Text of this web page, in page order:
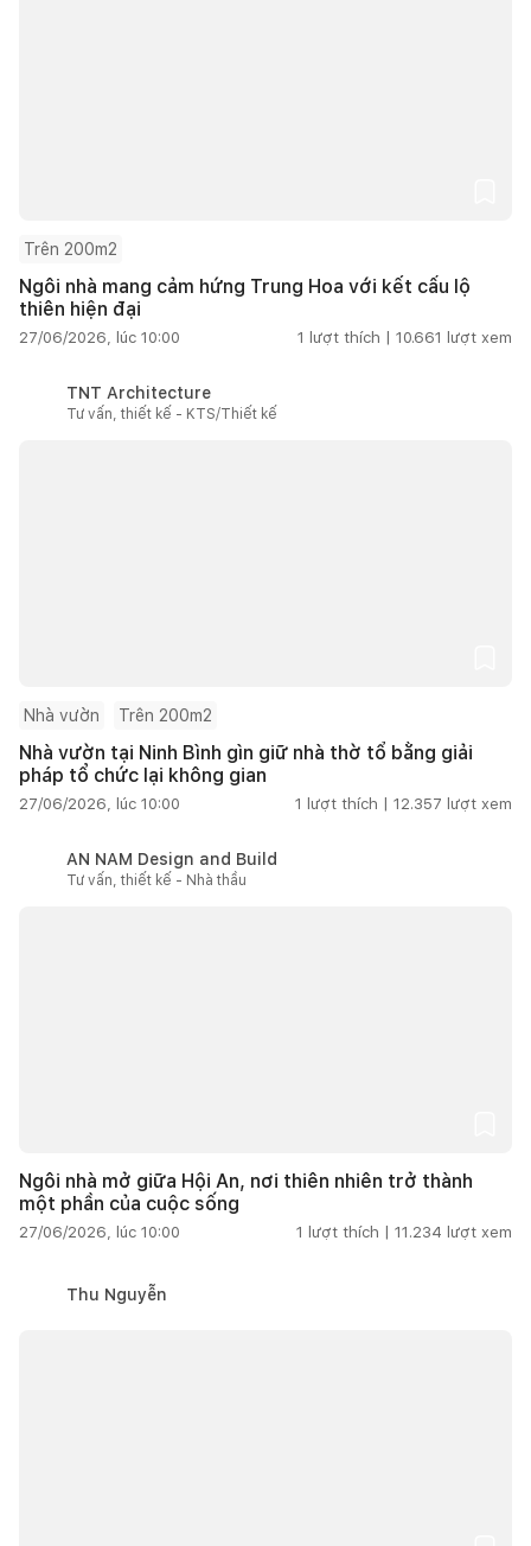
Trên 200m2
Ngôi nhà mang cảm hứng Trung Hoa với kết cấu lộ
thiên hiện đại
27/06/2026, lúc 10:00 1 lượt thích | 10.661 lượt xem
TNT Architecture
Tư vấn, thiết kế - KTS/Thiết kế
Nhà vườn Trên 200m2
Nhà vườn tại Ninh Bình gìn giữ nhà thờ tổ bằng giải
pháp tổ chức lại không gian
27/06/2026, lúc 10:00 1 lượt thích | 12.357 lượt xem
AN NAM Design and Build
Tư vấn, thiết kế - Nhà thầu
Ngôi nhà mở giữa Hội An, nơi thiên nhiên trở thành
một phần của cuộc sống
27/06/2026, lúc 10:00 1 lượt thích | 11.234 lượt xem
Thu Nguyễn